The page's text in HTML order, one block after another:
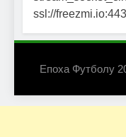
ssl://
Епоха Футболу